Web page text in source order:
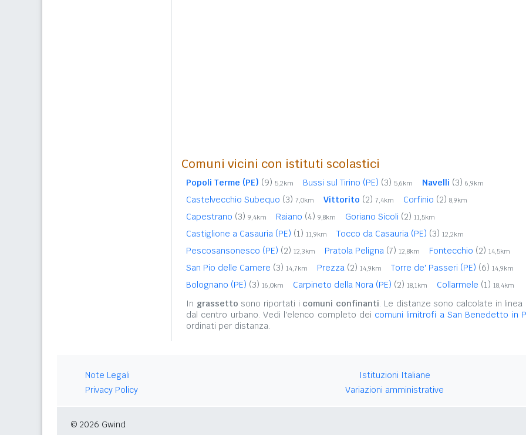
Comuni vicini con istituti scolastici
Popoli Terme (PE) (9) 5,2km Bussi sul Tirino (PE) (3) 5,6km Navelli (3) 6,9km
Castelvecchio Subequo (3) 7,0km Vittorito (2) 7,4km Corfinio (2) 8,9km
Capestrano (3) 9,4km Raiano (4) 9,8km Goriano Sicoli (2) 11,5km
Castiglione a Casauria (PE) (1) 11,9km Tocco da Casauria (PE) (3) 12,2km
Pescosansonesco (PE) (2) 12,3km Pratola Peligna (7) 12,8km Fontecchio (2) 14,5km
San Pio delle Camere (3) 14,7km Prezza (2) 14,9km Torre de' Passeri (PE) (6) 14,9km
Bolognano (PE) (3) 16,0km Carpineto della Nora (PE) (2) 18,1km Collarmele (1) 18,4km
In grassetto sono riportati i comuni confinanti. Le distanze sono calcolate in linea
dal centro urbano. Vedi l'elenco completo dei comuni limitrofi a San Benedetto in
ordinati per distanza.
Note Legali
Privacy Policy
Istituzioni Italiane
Variazioni amministrative
© 2026 Gwind